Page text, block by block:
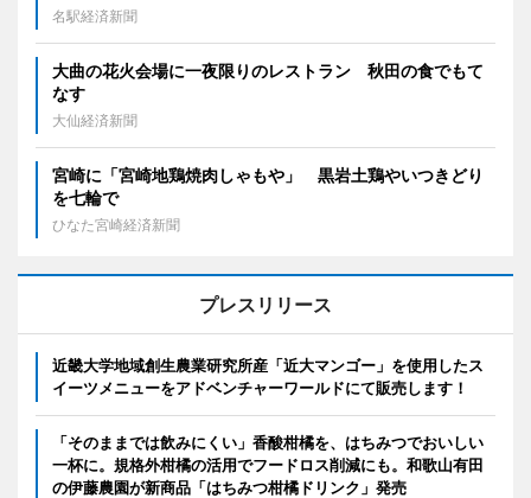
名駅経済新聞
大曲の花火会場に一夜限りのレストラン 秋田の食でもて
なす
大仙経済新聞
宮崎に「宮崎地鶏焼肉しゃもや」 黒岩土鶏やいつきどり
を七輪で
ひなた宮崎経済新聞
プレスリリース
近畿大学地域創生農業研究所産「近大マンゴー」を使用したス
イーツメニューをアドベンチャーワールドにて販売します！
「そのままでは飲みにくい」香酸柑橘を、はちみつでおいしい
一杯に。規格外柑橘の活用でフードロス削減にも。和歌山有田
の伊藤農園が新商品「はちみつ柑橘ドリンク」発売